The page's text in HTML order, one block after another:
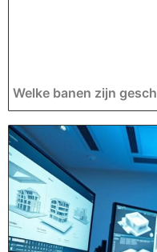
Welke banen zijn